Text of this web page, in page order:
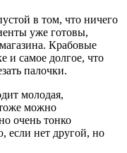
в том, что ничего
уже готовы,
Крабовые
и самое долгое, что
палочки.
молодая,
можно
очень тонко
если нет другой, но